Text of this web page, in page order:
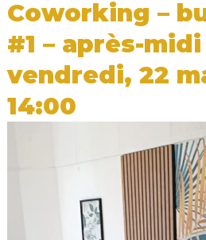
Coworking –
#1 – après-
vendredi, 22
14:00